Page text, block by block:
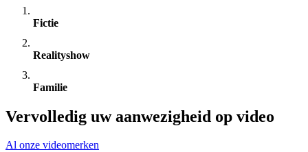
Fictie
Realityshow
Familie
Vervolledig uw aanwezigheid op video
Al onze videomerken